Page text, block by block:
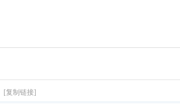
[复制链接]